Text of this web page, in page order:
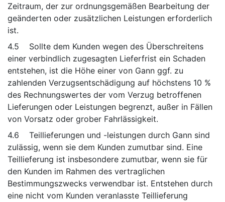
Zeitraum, der zur ordnungsgemäßen Bearbeitung der
geänderten oder zusätzlichen Leistungen erforderlich
ist.
4.5 Sollte dem Kunden wegen des Überschreitens
einer verbindlich zugesagten Lieferfrist ein Schaden
entstehen, ist die Höhe einer von Gann ggf. zu
zahlenden Verzugsentschädigung auf höchstens 10 %
des Rechnungswertes der vom Verzug betroffenen
Lieferungen oder Leistungen begrenzt, außer in Fällen
von Vorsatz oder grober Fahrlässigkeit.
4.6 Teillieferungen und -leistungen durch Gann sind
zulässig, wenn sie dem Kunden zumutbar sind. Eine
Teillieferung ist insbesondere zumutbar, wenn sie für
den Kunden im Rahmen des vertraglichen
Bestimmungszwecks verwendbar ist. Entstehen durch
eine nicht vom Kunden veranlasste Teillieferung